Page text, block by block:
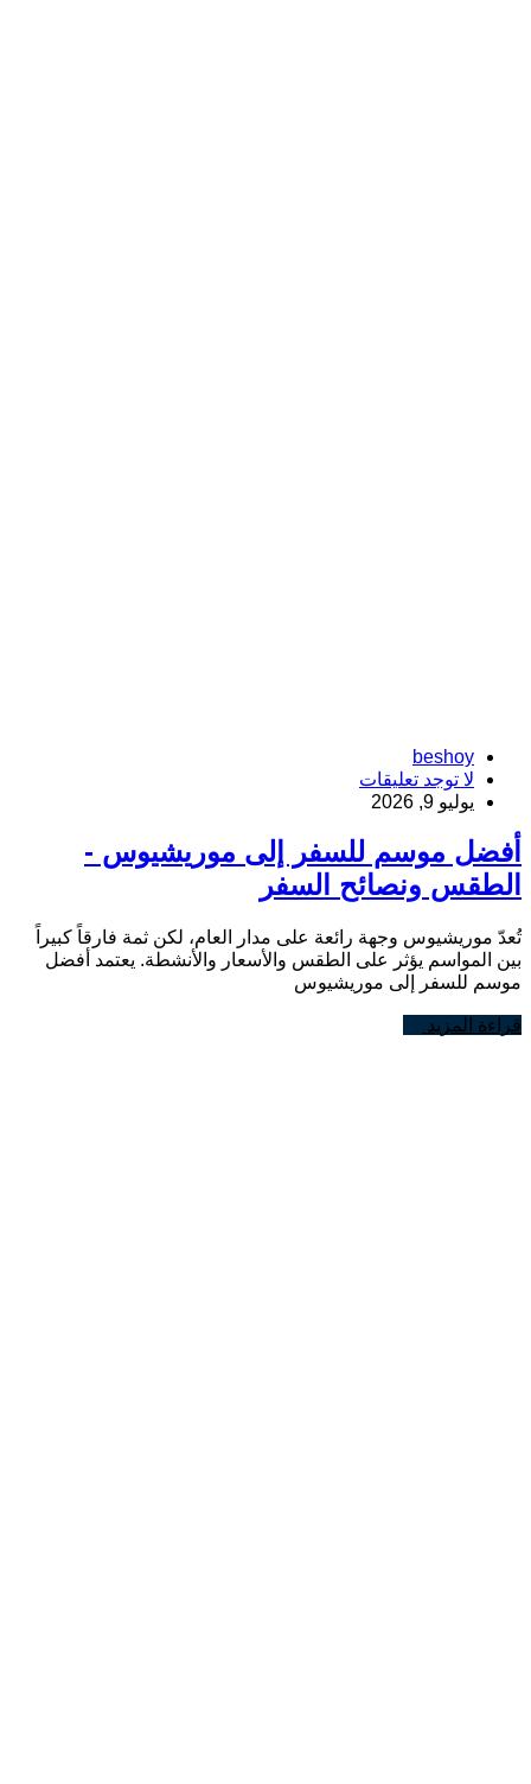
beshoy
لا توجد تعليقات
يوليو 9, 2026
أفضل موسم للسفر إلى موريشيوس -
الطقس ونصائح السفر
تُعدّ موريشيوس وجهة رائعة على مدار العام، لكن ثمة فارقاً كبيراً
بين المواسم يؤثر على الطقس والأسعار والأنشطة. يعتمد أفضل
موسم للسفر إلى موريشيوس
قراءة المزيد